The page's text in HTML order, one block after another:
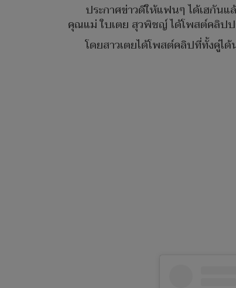
ประกาศข่าวดีให้แฟนๆ ได้เฮกันแ
คุณแม่ ใบเตย สุวพิชญ์ ได้โพสต์คลิปป
โดยสาวเตยได้โพสต์คลิปที่ทั้งคู่ไ